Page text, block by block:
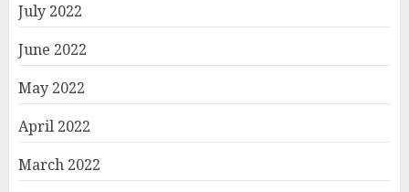
July 2022
June 2022
May 2022
April 2022
March 2022